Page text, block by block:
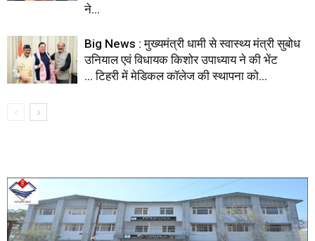
ने...
Big News : मुख्यमंत्री धामी से स्वास्थ्य मंत्री सुबोध
उनियाल एवं विधायक किशोर उपाध्याय ने की भेंट
… टिहरी में मेडिकल कॉलेज की स्थापना को...